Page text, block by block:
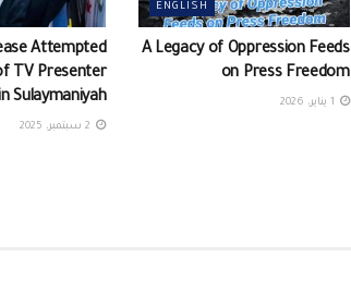
ENGLISH
A Legacy of Oppression Feeds
on Press Freedom
Attempted
TV Presenter
Sulaymaniyah